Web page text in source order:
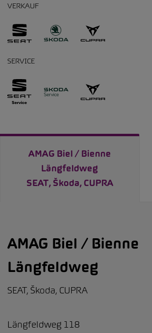
VERKAUF
SERVICE
AMAG Biel / Bienne
Längfeldweg
SEAT, Škoda, CUPRA
AMAG Biel / Bienne
Längfeldweg
SEAT, Škoda, CUPRA
Längfeldweg 118